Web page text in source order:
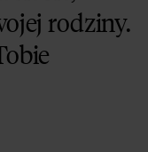
rodziny.